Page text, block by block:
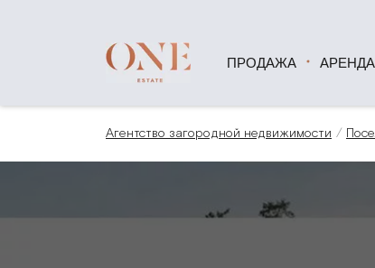
ПРОДАЖА АРЕНДА
Агентство загородной недвижимости